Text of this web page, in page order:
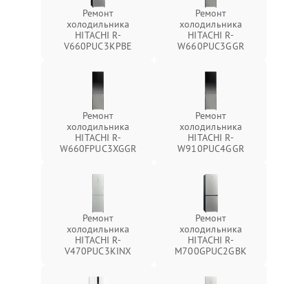
Ремонт
холодильника
HITACHI R-
V660PUC3KPBE
Ремонт
холодильника
HITACHI R-
W660PUC3GGR
Ремонт
холодильника
HITACHI R-
W660FPUC3XGGR
Ремонт
холодильника
HITACHI R-
W910PUC4GGR
Ремонт
холодильника
HITACHI R-
V470PUC3KINX
Ремонт
холодильника
HITACHI R-
M700GPUC2GBK